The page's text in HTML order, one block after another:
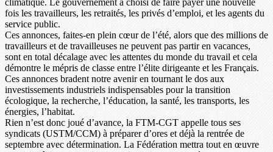
fois les travailleurs, les retraités, les privés d’emploi, et les agents du
service public.
Ces annonces, faites-en plein cœur de l’été, alors que des millions de
travailleurs et de travailleuses ne peuvent pas partir en vacances,
sont en total décalage avec les attentes du monde du travail et cela
démontre le mépris de classe entre l’élite dirigeante et les Français.
Ces annonces bradent notre avenir en tournant le dos aux
investissements industriels indispensables pour la transition
écologique, la recherche, l’éducation, la santé, les transports, les
énergies, l’habitat.
Rien n’est donc joué d’avance, la FTM-CGT appelle tous ses
syndicats (USTM/CCM) à préparer d’ores et déjà la rentrée de
septembre avec détermination. La Fédération mettra tout en œuvre